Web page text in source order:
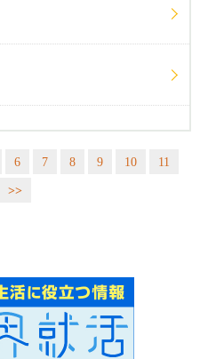
6 7 8 9 10
11
>>